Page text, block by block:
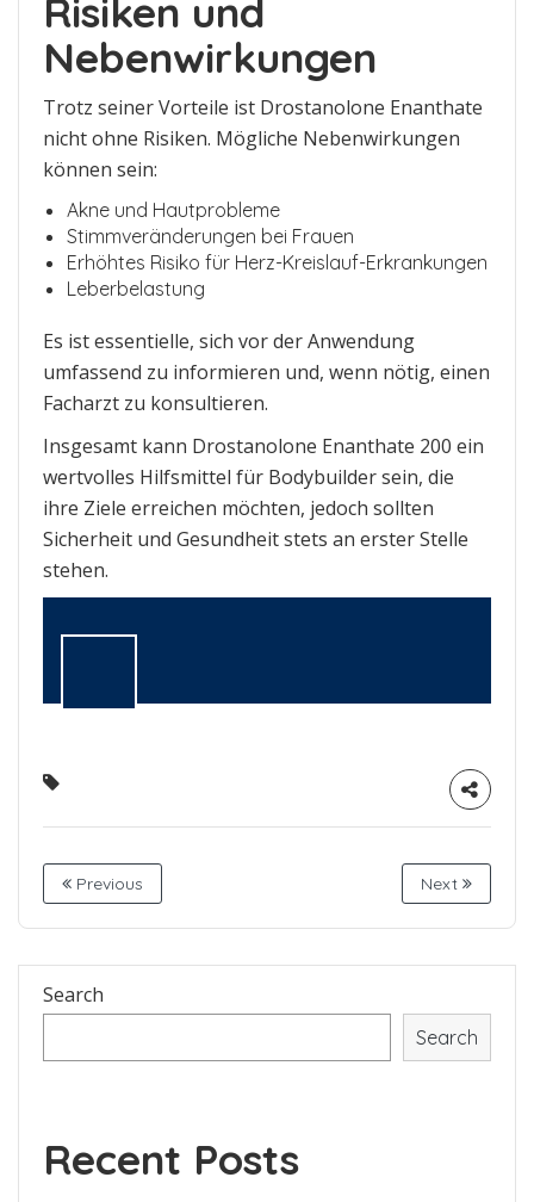
Risiken und
Nebenwirkungen
Trotz seiner Vorteile ist Drostanolone Enanthate
nicht ohne Risiken. Mögliche Nebenwirkungen
können sein:
Akne und Hautprobleme
Stimmveränderungen bei Frauen
Erhöhtes Risiko für Herz-Kreislauf-Erkrankungen
Leberbelastung
Es ist essentielle, sich vor der Anwendung
umfassend zu informieren und, wenn nötig, einen
Facharzt zu konsultieren.
Insgesamt kann Drostanolone Enanthate 200 ein
wertvolles Hilfsmittel für Bodybuilder sein, die
ihre Ziele erreichen möchten, jedoch sollten
Sicherheit und Gesundheit stets an erster Stelle
stehen.
Previous Next
Search
Search
Recent Posts